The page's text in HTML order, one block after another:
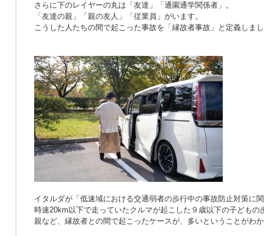
さらに下のレイヤーの丸は「友達」「通園通学関係者」。
「友達の親」「親の友人」「従業員」がいます。
こうした人たちの間で起こった事故を「縁故者事故」と定義しま
イタルダが「低速域における交通弱者の歩行中の事故防止対策に
時速20km以下で走っていたクルマが起こした９歳以下の子どもの
親など、縁故者との間で起こったケースが、多いということがわ